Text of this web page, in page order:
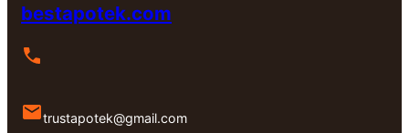
bestapotek.com
trustapotek@gmail.com